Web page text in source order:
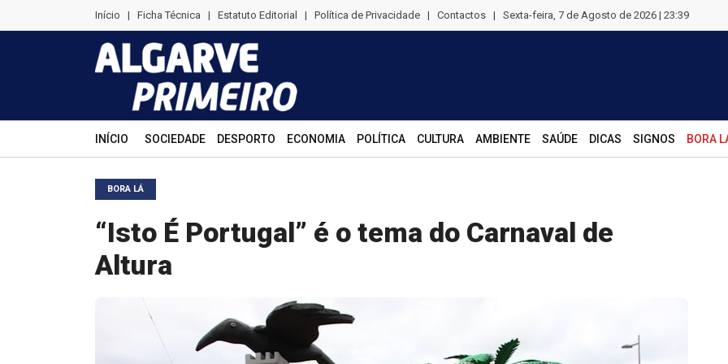
Início | Ficha Técnica | Estatuto Editorial | Política de Privacidade | Contactos | Sexta-feira, 7 de Agosto de 2026 | 23:39
INÍCIO SOCIEDADE DESPORTO ECONOMIA POLÍTICA CULTURA AMBIENTE SAÚDE DICAS SIGNOS BORA
BORA LÁ
“Isto É Portugal” é o tema do Carnaval de
Altura